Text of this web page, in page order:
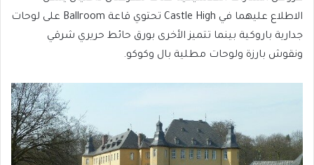
الاطلاع عليهما في Castle High تحتوي قاعة Ballroom على لوحات
جدارية باروكية بينما تتميز الأخرى بورق حائط حريري شرقي
ونقوش بارزة ولوحات مطلية بال وكوكو.